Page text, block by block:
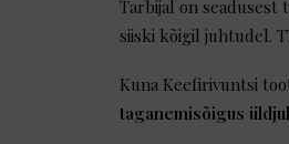
Tarbijal on seadusest
siiski kõigil juhtudel.
Kuna Keefirivuntsi
taganemisõigus